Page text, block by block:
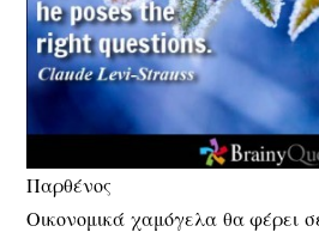
Παρθένος
Οικονομικά χαμόγελα θα φέρει